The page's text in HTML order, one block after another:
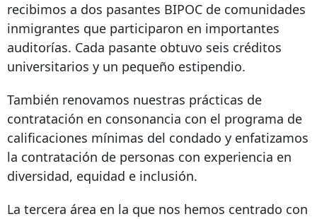
recibimos a dos pasantes BIPOC de comunidades
inmigrantes que participaron en importantes
auditorías. Cada pasante obtuvo seis créditos
universitarios y un pequeño estipendio.
También renovamos nuestras prácticas de
contratación en consonancia con el programa de
calificaciones mínimas del condado y enfatizamos
la contratación de personas con experiencia en
diversidad, equidad e inclusión.
La tercera área en la que nos hemos centrado con